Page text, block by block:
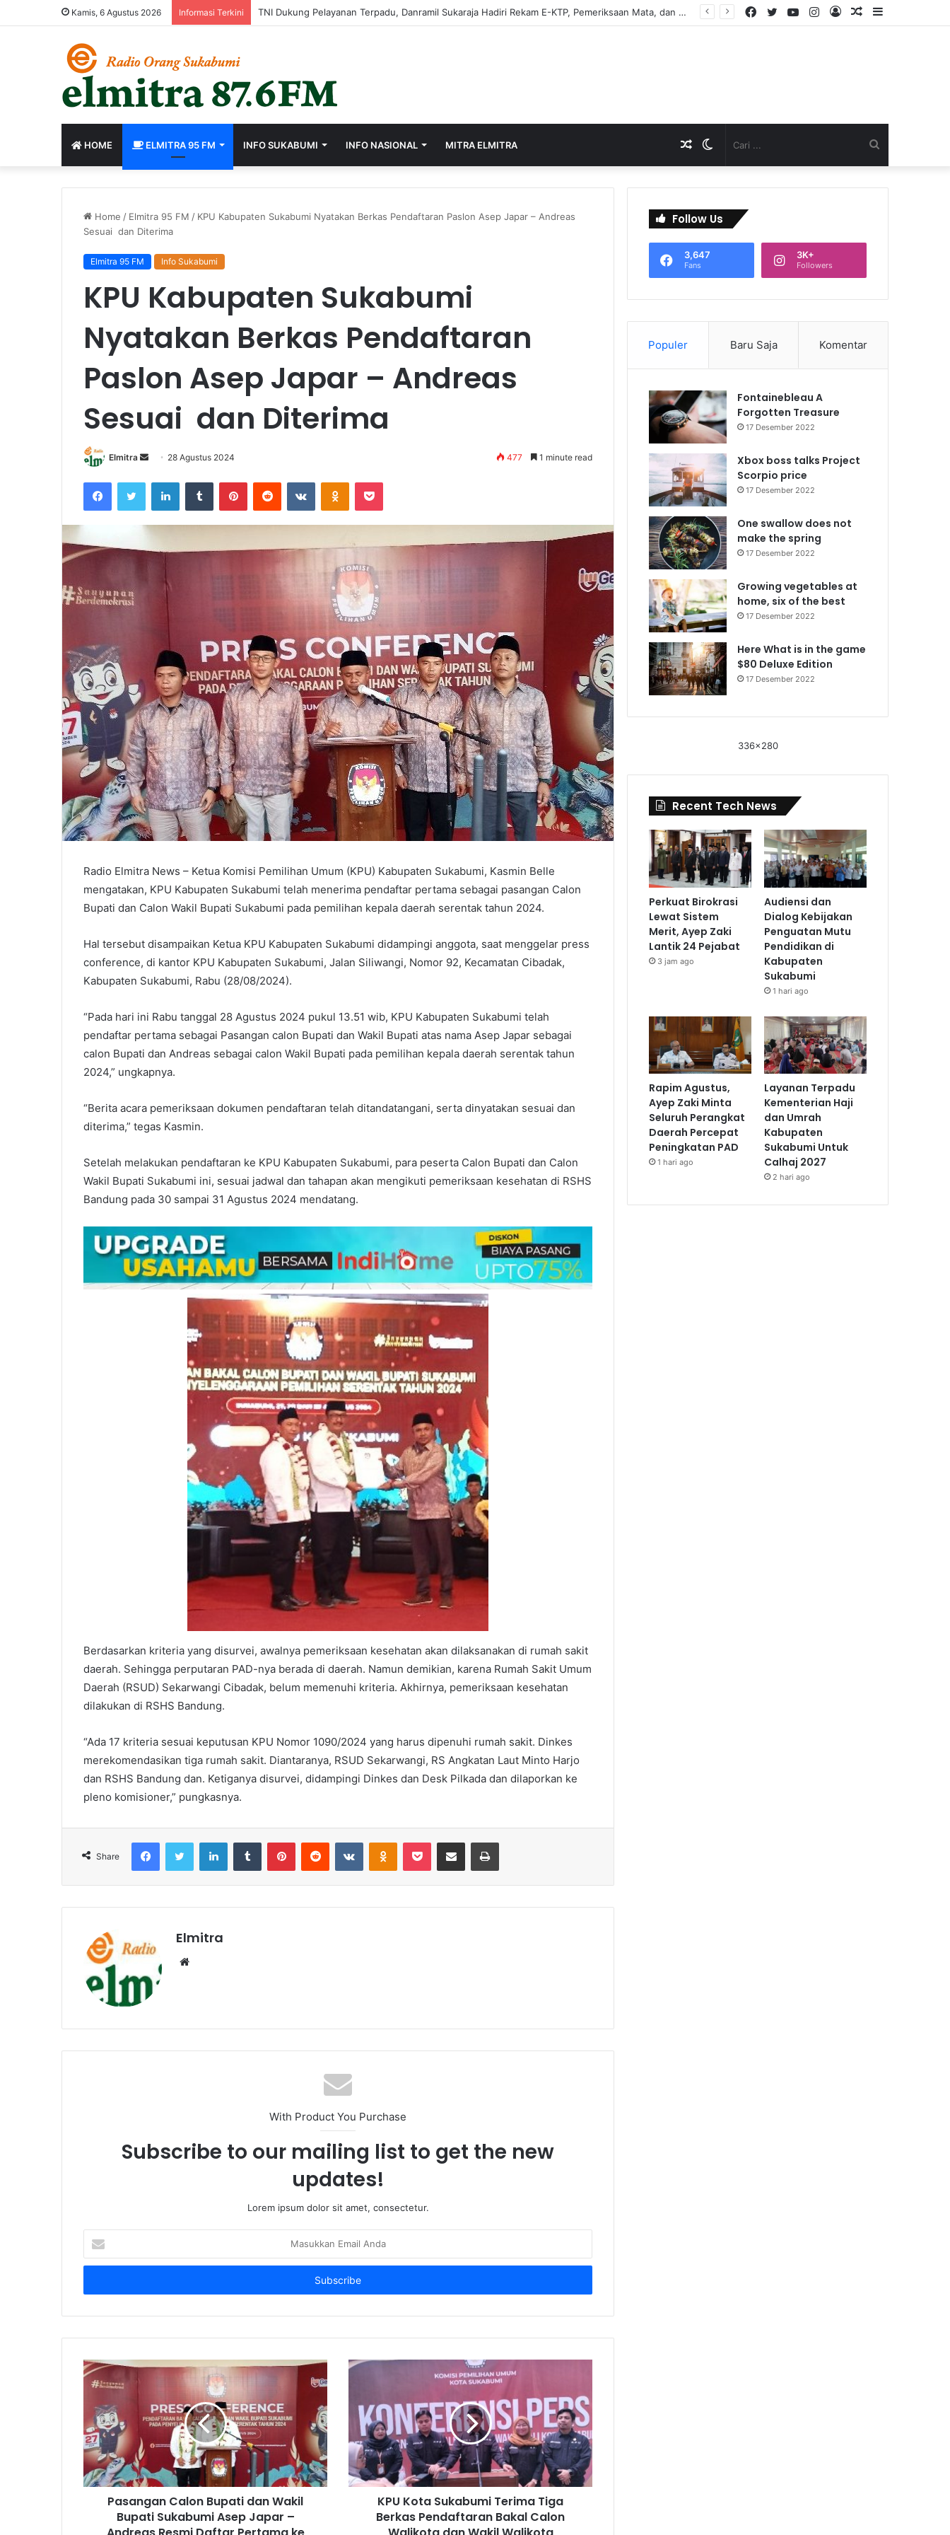
Kamis, 6 Agustus 2026 Informasi Terkini Perkuat Birokrasi Lewat Sistem Merit, Ayep Zaki Lantik 24 Pejabat Sidebar
Artikel
Log
Instagram
YouTube
Twitter
Facebook
HOME ELMITRA 95 FM INFO SUKABUMI INFO NASIONAL MITRA ELMITRA
...
Switch
skin
Artikel
Acak
Home / Elmitra 95 FM / KPU Kabupaten Sukabumi Nyatakan Berkas Pendaftaran Paslon Asep Japar – Andreas
Sesuai dan Diterima
Elmitra 95 FM Info Sukabumi
KPU Kabupaten Sukabumi
Nyatakan Berkas Pendaftaran
Paslon Asep Japar – Andreas
Sesuai dan Diterima
Elmitra
Send
email
28 Agustus 2024 477 1 minute read
FacebookTwitter LinkedInTumblr PinterestReddit VKontakteOdnoklassniki
Pocket
Radio Elmitra News – Ketua Komisi Pemilihan Umum (KPU) Kabupaten Sukabumi, Kasmin Belle
mengatakan, KPU Kabupaten Sukabumi telah menerima pendaftar pertama sebagai pasangan Calon
Bupati dan Calon Wakil Bupati Sukabumi pada pemilihan kepala daerah serentak tahun 2024.
Hal tersebut disampaikan Ketua KPU Kabupaten Sukabumi didampingi anggota, saat menggelar press
conference, di kantor KPU Kabupaten Sukabumi, Jalan Siliwangi, Nomor 92, Kecamatan Cibadak,
Kabupaten Sukabumi, Rabu (28/08/2024).
“Pada hari ini Rabu tanggal 28 Agustus 2024 pukul 13.51 wib, KPU Kabupaten Sukabumi telah
pendaftar pertama sebagai Pasangan calon Bupati dan Wakil Bupati atas nama Asep Japar sebagai
calon Bupati dan Andreas sebagai calon Wakil Bupati pada pemilihan kepala daerah serentak tahun
2024,” ungkapnya.
“Berita acara pemeriksaan dokumen pendaftaran telah ditandatangani, serta dinyatakan sesuai dan
diterima,” tegas Kasmin.
Setelah melakukan pendaftaran ke KPU Kabupaten Sukabumi, para peserta Calon Bupati dan Calon
Wakil Bupati Sukabumi ini, sesuai jadwal dan tahapan akan mengikuti pemeriksaan kesehatan di RSHS
Bandung pada 30 sampai 31 Agustus 2024 mendatang.
Berdasarkan kriteria yang disurvei, awalnya pemeriksaan kesehatan akan dilaksanakan di rumah sakit
daerah. Sehingga perputaran PAD-nya berada di daerah. Namun demikian, karena Rumah Sakit Umum
Daerah (RSUD) Sekarwangi Cibadak, belum memenuhi kriteria. Akhirnya, pemeriksaan kesehatan
dilakukan di RSHS Bandung.
“Ada 17 kriteria sesuai keputusan KPU Nomor 1090/2024 yang harus dipenuhi rumah sakit. Dinkes
merekomendasikan tiga rumah sakit. Diantaranya, RSUD Sekarwangi, RS Angkatan Laut Minto Harjo
dan RSHS Bandung dan. Ketiganya disurvei, didampingi Dinkes dan Desk Pilkada dan dilaporkan ke
pleno komisioner,” pungkasnya.
Share
FacebookTwitter LinkedInTumblr PinterestReddit VKontakteOdnoklassniki
Pocket Share via Email Print
Elmitra
Website
With Product You Purchase
Subscribe to our mailing list to get the new
updates!
Lorem ipsum dolor sit amet, consectetur.
Email
Anda
Pasangan Calon Bupati dan Wakil
Bupati Sukabumi Asep Japar –
KPU Kota Sukabumi Terima Tiga
Berkas Pendaftaran Bakal Calon
Follow Us
3,647
Fans
3K+
Followers
Populer Baru Saja Komentar
Fontainebleau A
Forgotten Treasure
17 Desember 2022
Xbox boss talks Project
Scorpio price
17 Desember 2022
One swallow does not
make the spring
17 Desember 2022
Growing vegetables at
home, six of the best
17 Desember 2022
Here What is in the game
$80 Deluxe Edition
17 Desember 2022
336x280
Recent Tech News
Perkuat Birokrasi
Lewat Sistem
Merit, Ayep Zaki
Lantik 24 Pejabat
3 jam ago
Audiensi dan
Dialog Kebijakan
Penguatan Mutu
Pendidikan di
Kabupaten
Sukabumi
1 hari ago
Rapim Agustus,
Ayep Zaki Minta
Seluruh Perangkat
Daerah Percepat
Peningkatan PAD
1 hari ago
Layanan Terpadu
Kementerian Haji
dan Umrah
Kabupaten
Sukabumi Untuk
Calhaj 2027
2 hari ago